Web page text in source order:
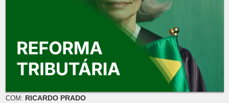
COM: RICARDO PRADO